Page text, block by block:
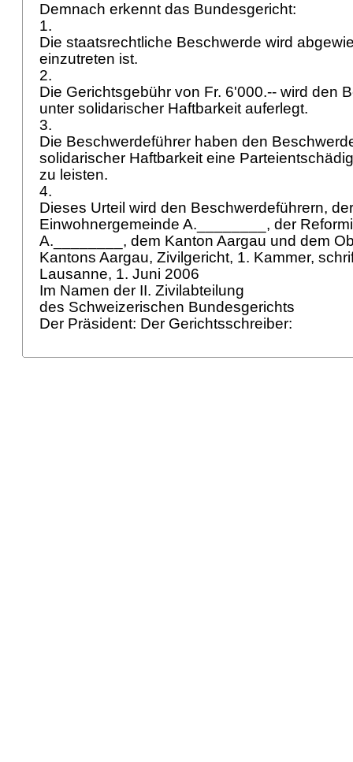
Demnach erkennt das Bundesgericht:
1.
Die staatsrechtliche Beschwerde wird
einzutreten ist.
2.
Die Gerichtsgebühr von Fr. 6'000.-- wird den
unter solidarischer Haftbarkeit auferlegt.
3.
Die Beschwerdeführer haben den
solidarischer Haftbarkeit eine
zu leisten.
4.
Dieses Urteil wird den Beschwerdeführern, der
Einwohnergemeinde A.________, der
A.________, dem Kanton Aargau und dem
Kantons Aargau, Zivilgericht, 1. Kammer,
Lausanne, 1. Juni 2006
Im Namen der II. Zivilabteilung
des Schweizerischen Bundesgerichts
Der Präsident: Der Gerichtsschreiber: